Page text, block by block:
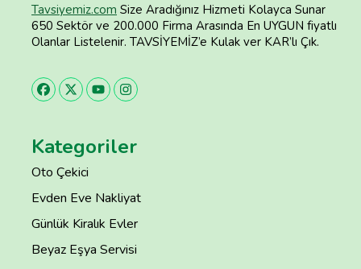
Tavsiyemiz.com Size Aradığınız Hizmeti Kolayca Sunar
650 Sektör ve 200.000 Firma Arasında En UYGUN fiyatlı
Olanlar Listelenir. TAVSİYEMİZ’e Kulak ver KAR’lı Çık.
Kategoriler
Oto Çekici
Evden Eve Nakliyat
Günlük Kiralık Evler
Beyaz Eşya Servisi